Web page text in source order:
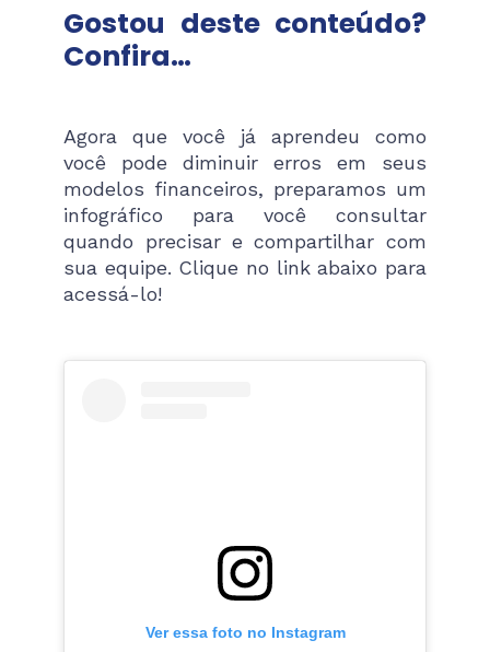
Gostou deste conteúdo?
Confira…
Agora que você já aprendeu como
você pode diminuir erros em seus
modelos financeiros, preparamos um
infográfico para você consultar
quando precisar e compartilhar com
sua equipe. Clique no link abaixo para
acessá-lo!
Ver essa foto no Instagram